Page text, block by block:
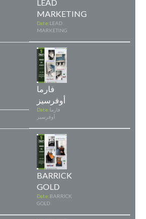
LEAD
MARKETING
Date:LEAD
MARKETING
فارما
أوفرسيز
Date:فارما
أوفرسيز
BARRICK
GOLD
Date:BARRICK
GOLD